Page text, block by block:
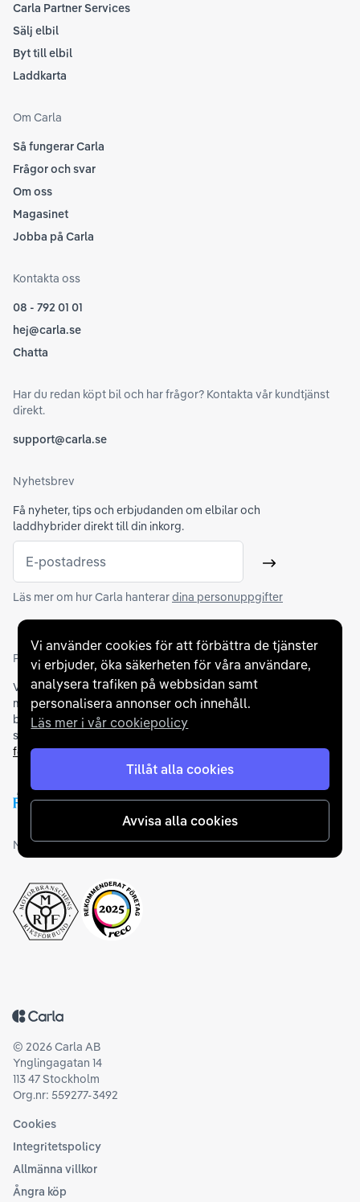
Vi använder cookies för att förbättra de tjänster
vi erbjuder, öka säkerheten för våra användare,
analysera trafiken på webbsidan samt
personalisera annonser och innehåll.
Läs mer i vår cookiepolicy
Tillåt alla cookies
Avvisa alla cookies
Carla Partner Services
Sälj elbil
Byt till elbil
Laddkarta
Om Carla
Så fungerar Carla
Frågor och svar
Om oss
Magasinet
Jobba på Carla
Kontakta oss
08 - 792 01 01
hej@carla.se
Chatta
Har du redan köpt bil och har frågor? Kontakta vår kundtjänst
direkt.
support@carla.se
Nyhetsbrev
Få nyheter, tips och erbjudanden om elbilar och
laddhybrider direkt till din inkorg.
E-postadress Skicka
Läs mer om hur Carla hanterardina personuppgifter
Partners och betallösningar
Vi samarbetar med flertalet banker för att erbjuda dig bästa
möjliga finansieringslösning och stödjer en rad olika
betalningsmetoder. För att du ska känna dig trygg vid ditt köp
samarbetar vi med Folksam och AutoConcept gällande
försäkringar och garantier.
Medlemskap och utmärkelser
Tillbaka till startsidan
© 2026Carla AB
Ynglingagatan 14
113 47 Stockholm
Org.nr: 559277-3492
Cookies
Integritetspolicy
Allmänna villkor
Ångra köp